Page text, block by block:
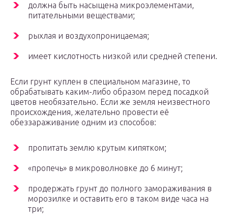
должна быть насыщена микроэлементами,
питательными веществами;
рыхлая и воздухопроницаемая;
имеет кислотность низкой или средней степени.
Если грунт куплен в специальном магазине, то
обрабатывать каким-либо образом перед посадкой
цветов необязательно. Если же земля неизвестного
происхождения, желательно провести её
обеззараживание одним из способов:
пропитать землю крутым кипятком;
«пропечь» в микроволновке до 6 минут;
продержать грунт до полного замораживания в
морозилке и оставить его в таком виде часа на
три;